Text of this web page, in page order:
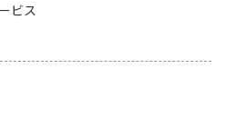
ビス